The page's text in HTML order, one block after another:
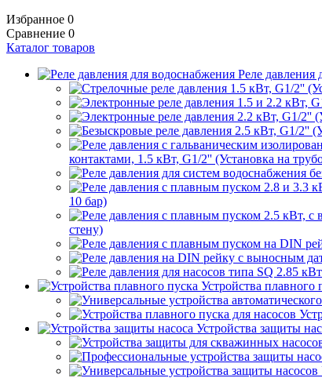
Избранное 0
Сравнение 0
Каталог товаров
Реле давления
контактами, 1.5 кВт, G1/2'' (Установка на
10 бар)
стену)
Устройства плавного
Устройства защиты